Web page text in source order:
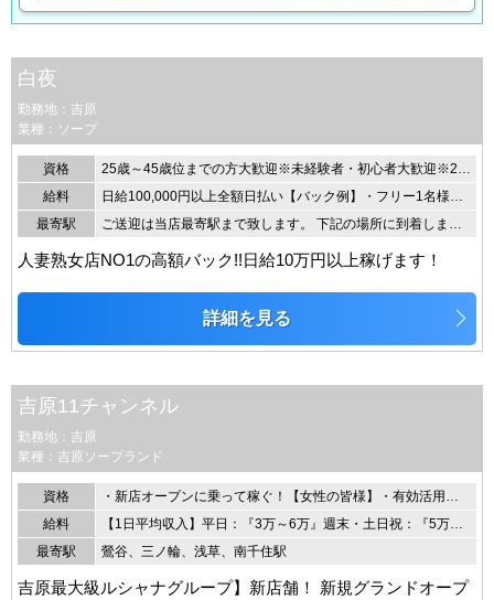
白夜
勤務地：吉原
業種：ソープ
資格
25歳～45歳位までの方大歓迎※未経験者・初心者大歓迎※20歳未満の応募はお断りします。
給料
日給100,000円以上全額日払い【バック例】・フリー1名様接客35,000円バック・ネット指名2名様接客80,000円バック・ネット指名3名様接客12,000円バック
最寄駅
ご送迎は当店最寄駅まで致します。 下記の場所に到着しましたらお電話下さいませ。 ★ＪＲ山手線 ・日暮里駅 （ソフトバンク前） ・三ノ輪駅 （洋服の青山前） ・南千住駅 （バーガーキング前） ★地下鉄銀座線 ・田原町駅 （浅草郵便局前） ★東武浅草線 ・浅草駅北口（モスバーガー前） その他浅草近郊などお迎え
人妻熟女店NO1の高額バック!!日給10万円以上稼げます！
詳細を見る
吉原11チャンネル
勤務地：吉原
業種：吉原ソープランド
資格
・新店オープンに乗って稼ぐ！【女性の皆様】・有効活用！空き時間を【掛け持ちの皆様】・やる気あります！【未経験者様】
給料
【1日平均収入】平日：『3万～6万』週末・土日祝：『5万～8万』【頑張り次第で1日10万円以上可能】
最寄駅
鶯谷、三ノ輪、浅草、南千住駅
吉原最大級ルシャナグループ】新店舗！ 新規グランドオープ